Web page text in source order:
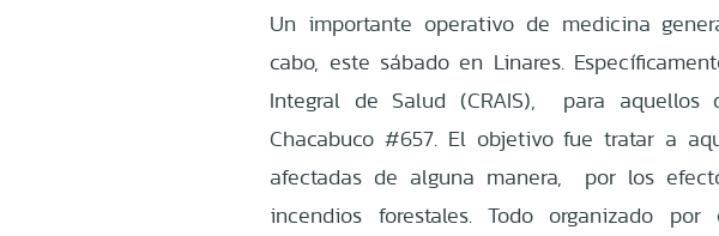
Un importante operativo de medicina
cabo, este sábado en Linares.
Integral de Salud (CRAIS), para
Chacabuco #657. El objetivo fue tratar a
afectadas de alguna manera, por los
incendios forestales. Todo organizado